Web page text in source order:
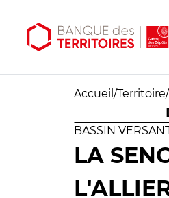
Accueil /Territoire/
BASSIN
LA